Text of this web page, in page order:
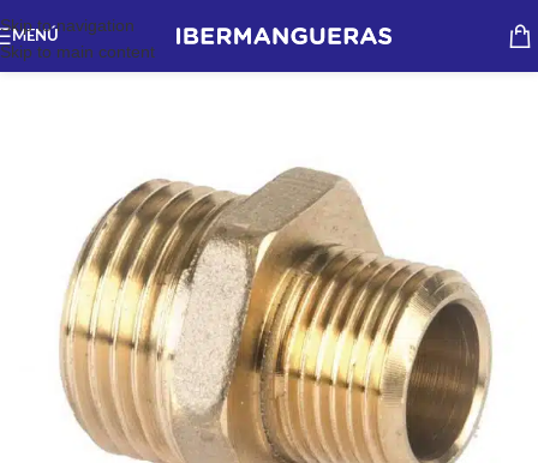
Skip to navigation
Skip to main content
MENÚ